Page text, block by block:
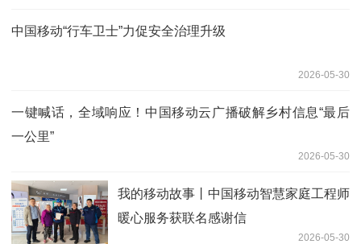
中国移动“行车卫士”力促安全治理升级
2026-05-30
一键喊话，全域响应！中国移动云广播破解乡村信息“最后
一公里”
2026-05-30
我的移动故事丨中国移动智慧家庭工程师
暖心服务获联名感谢信
2026-05-30